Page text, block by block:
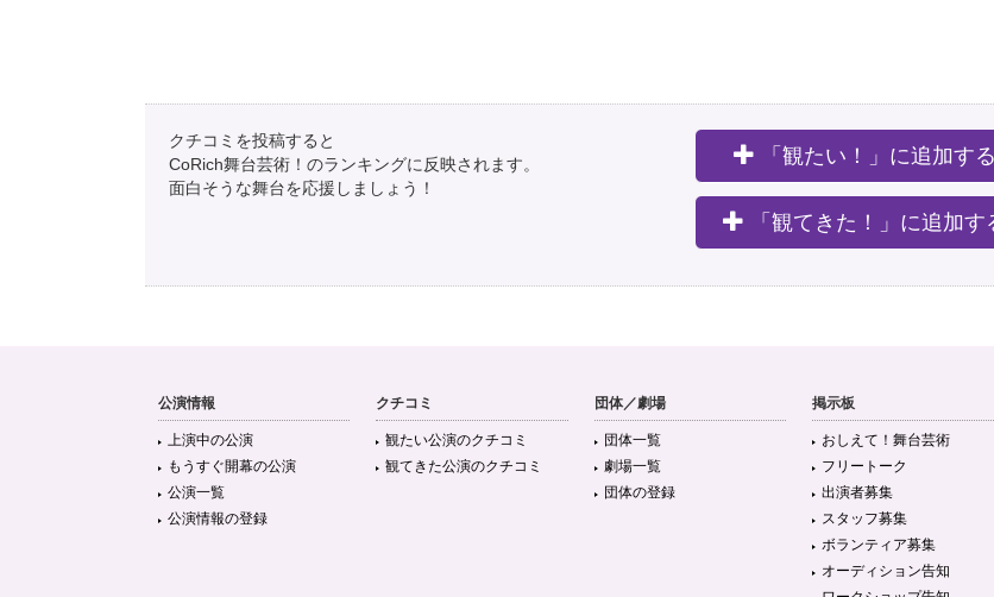
クチコミを投稿すると
CoRich舞台芸術！のランキングに反映されます。
面白そうな舞台を応援しましょう！
「観たい！」に追加する
「観てきた！」に追加す
公演情報
上演中の公演
もうすぐ開幕の公演
公演一覧
公演情報の登録
クチコミ
観たい公演のクチコミ
観てきた公演のクチコミ
団体／劇場
団体一覧
劇場一覧
団体の登録
掲示板
おしえて！舞台芸術
フリートーク
出演者募集
スタッフ募集
ボランティア募集
オーディション告知